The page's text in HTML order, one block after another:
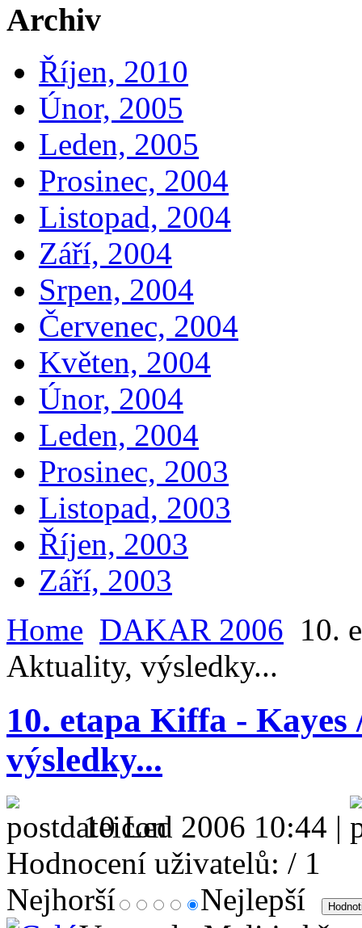
Archiv
Říjen, 2010
Únor, 2005
Leden, 2005
Prosinec, 2004
Listopad, 2004
Září, 2004
Srpen, 2004
Červenec, 2004
Květen, 2004
Únor, 2004
Leden, 2004
Prosinec, 2003
Listopad, 2003
Říjen, 2003
Září, 2003
Home DAKAR 2006 10.
Aktuality, výsledky...
10. etapa Kiffa -
výsledky...
10 Led 2006 10:44 |
Hodnocení uživatelů: / 1
Nejhorší
Nejlepší